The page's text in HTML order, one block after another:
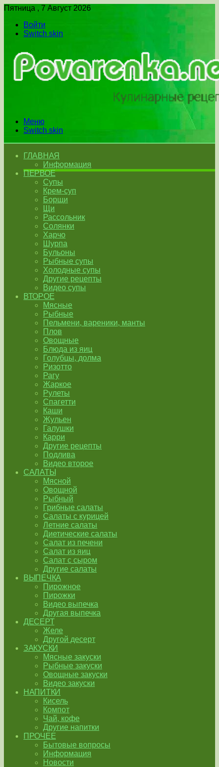
Пятница , 7 Август 2026
Войти
Switch skin
Меню
Switch skin
ГЛАВНАЯ
Информация
ПЕРВОЕ
Супы
Крем-суп
Борщи
Щи
Рассольник
Солянки
Харчо
Шурпа
Бульоны
Рыбные супы
Холодные супы
Другие рецепты
Видео супы
ВТОРОЕ
Мясные
Рыбные
Пельмени, вареники, манты
Плов
Овощные
Блюда из яиц
Голубцы, долма
Ризотто
Рагу
Жаркое
Рулеты
Спагетти
Каши
Жульен
Галушки
Карри
Другие рецепты
Подлива
Видео второе
САЛАТЫ
Мясной
Овощной
Рыбный
Грибные салаты
Салаты с курицей
Летние салаты
Диетические салаты
Салат из печени
Салат из яиц
Салат с сыром
Другие салаты
ВЫПЕЧКА
Пирожное
Пирожки
Видео выпечка
Другая выпечка
ДЕСЕРТ
Желе
Другой десерт
ЗАКУСКИ
Мясные закуски
Рыбные закуски
Овощные закуски
Видео закуски
НАПИТКИ
Кисель
Компот
Чай, кофе
Другие напитки
ПРОЧЕЕ
Бытовые вопросы
Информация
Новости